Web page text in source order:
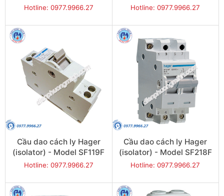
Hotline: 0977.9966.27 Hotline: 0977.9966.27
Cầu dao cách ly Hager
(isolator) - Model SF119F
Hotline: 0977.9966.27
Cầu dao cách ly Hager
(isolator) - Model SF218F
Hotline: 0977.9966.27